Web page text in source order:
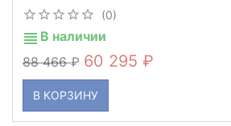
(0)
В наличии
88 466
60 295
В КОРЗИНУ